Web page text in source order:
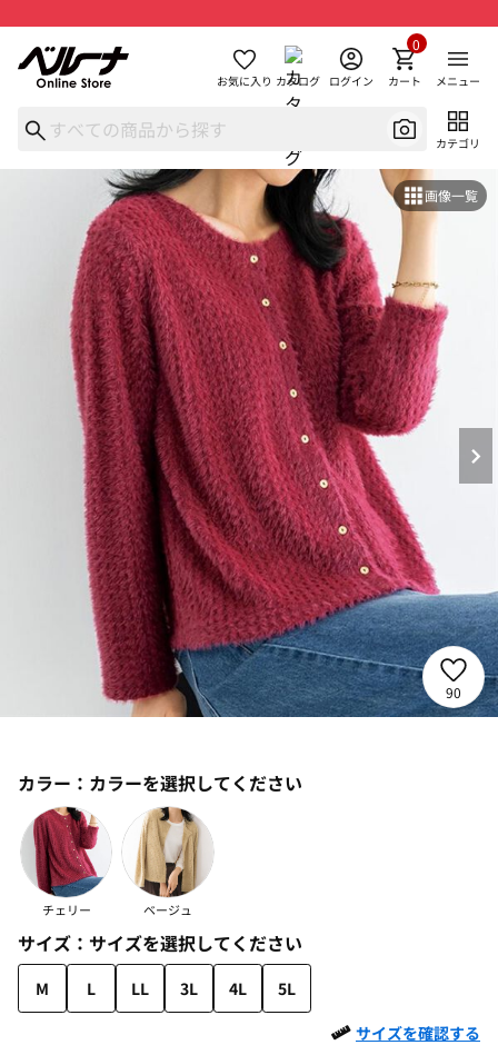
お気に入り カタログ ログイン カート
0
メニュー
カテゴリ
画像一覧
90
カラー： カラーを選択してください
チェリー ベージュ
サイズ： サイズを選択してください
M L LL 3L 4L
5L
サイズを確認する